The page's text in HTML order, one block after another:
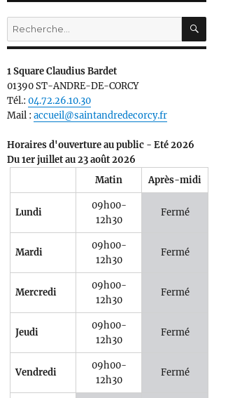
Recherche
pour :
1 Square Claudius Bardet
01390 ST-ANDRE-DE-CORCY
Tél.:04.72.26.10.30
Mail :accueil@saintandredecorcy.fr
Horaires d'ouverture au public - Eté 2026
Du 1er juillet au 23 août 2026
Matin
Après-midi
Lundi
09h00-
12h30
Fermé
Mardi
09h00-
12h30
Fermé
Mercredi
09h00-
12h30
Fermé
Jeudi
09h00-
12h30
Fermé
Vendredi
09h00-
12h30
Fermé